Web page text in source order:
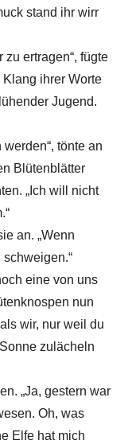
stand ihr wirr
zu ertragen“, fügte
ihrer Worte
Jugend.
tönte an
Blütenblätter
„Ich will nicht
an. „Wenn
eine von uns
nun
wir, nur weil du
zulächeln
„Ja, gestern war
Oh, was
Elfe hat mich